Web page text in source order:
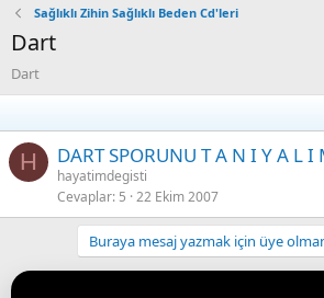
Sağlıklı Zihin Sağlıklı Beden Cd'leri
Dart
Dart
H DART SPORUNU T A N I Y A L I
hayatimdegisti
Cevaplar 5 22 Ekim 2007
Buraya mesaj yazmak için üye